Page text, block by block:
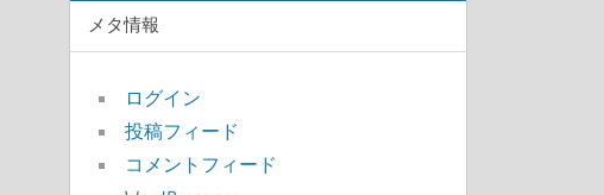
メタ情報
ログイン
投稿フィード
コメントフィード